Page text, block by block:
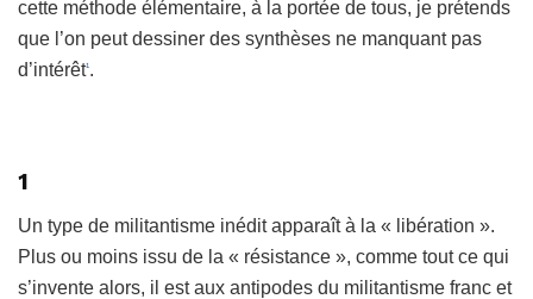
cette méthode élémentaire, à la portée de tous, je prétends
que l’on peut dessiner des synthèses ne manquant pas
d’intérêt1 .
1
Un type de militantisme inédit apparaît à la « libération ».
Plus ou moins issu de la « résistance », comme tout ce qui
s’invente alors, il est aux antipodes du militantisme franc et